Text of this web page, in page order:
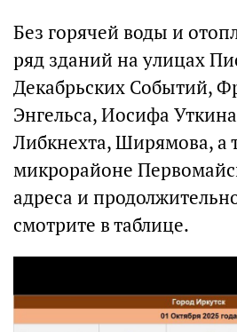
Без горячей воды и
ряд зданий на улицах
Декабрьских Событий,
Энгельса, Иосифа
Либкнехта, Ширямова, а
микрорайоне
адреса и
смотрите в таблице.